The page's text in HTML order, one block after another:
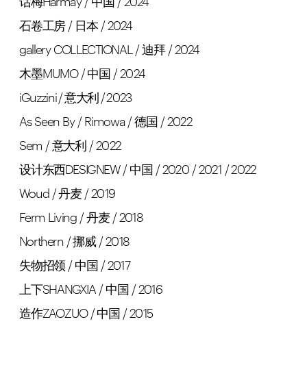
石卷工房 / 日本 / 2024
gallery COLLECTIONAL / 迪拜 / 2024
木墨MUMO / 中国 / 2024
iGuzzini / 意大利 / 2023
As Seen By / Rimowa / 德国 / 2022
Sem / 意大利 / 2022
设计东西DESIGNEW / 中国 / 2020 / 2021 / 2022
Woud / 丹麦 / 2019
Ferm Living / 丹麦 / 2018
Northern / 挪威 / 2018
失物招领 / 中国 / 2017
上下SHANGXIA / 中国 / 2016
造作ZAOZUO / 中国 / 2015